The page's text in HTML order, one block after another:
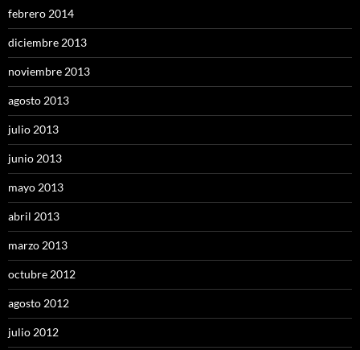
febrero 2014
diciembre 2013
noviembre 2013
agosto 2013
julio 2013
junio 2013
mayo 2013
abril 2013
marzo 2013
octubre 2012
agosto 2012
julio 2012